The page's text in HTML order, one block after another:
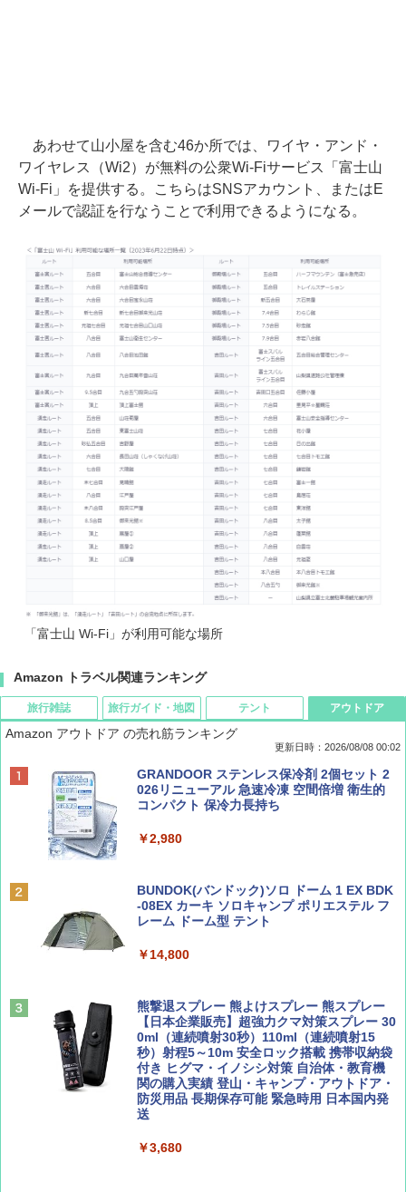
あわせて山小屋を含む46か所では、ワイヤ・アンド・
ワイヤレス（Wi2）が無料の公衆Wi-Fiサービス「富士山
Wi-Fi」を提供する。こちらはSNSアカウント、またはE
メールで認証を行なうことで利用できるようになる。
「富士山 Wi-Fi」が利用可能な場所
Amazon トラベル関連ランキング
旅行雑誌
BE-PAL(ビ-パル) 2026年 9 月号【特別付録:
SOTO ミニマル"旅"財布 ランダム2種】
ディズニーファン ２０２６年 ９月号 [雑
誌] (ＤＩＳＮＥＹ ＦＡＮ)
山と溪谷 2026年8月号「南アルプス大全」
￥1,540
Coyote No.89 特集 星野道夫 夢見る旅
￥1,540
旅行ガイド・地図
D40 地球の歩き方 チェンマイ タイ北部の魅
力的な町 2026～2027 地球の歩き方D アジア
地球の歩き方 スター・ウォーズ
￥2,695
僕が見た未来【完全版】
￥0
A26 地球の歩き方 チェコ ポーランド スロヴ
パ
テント
[キャンパーズコレクション 山善] ポップアッ
プテント 傘みたいに広げて畳める パッとサ
ッとサンシェード キューブ フルクローズ メ
&ハイキング カーキ PATC-150(KH)
PYKES PEAK (パイクスピーク) 着替えテン
人用 折りたたみ 防災グッズ 災害用トイレ ビ
￥4,980
ENDLESS BASE 《めざましテレビで紹介》
テント ワンタッチ RENEW 幅200 2-3人用 43
500002(88859)
アウトドア
Amazon アウトドア の売れ筋ランキング
更新日時：2026/08/08 00:02
GRANDOOR ステンレス保冷剤 2個セット 2
026リニューアル 急速冷凍 空間倍増 衛生的
コンパクト 保冷力長持ち
￥2,980
BUNDOK(バンドック)ソロ ドーム 1 EX BDK
-08EX カーキ ソロキャンプ ポリエステル フ
レーム ドーム型 テント
￥14,800
熊撃退スプレー 熊よけスプレー 熊スプレー
【日本企業販売】超強力クマ対策スプレー 30
0ml（連続噴射30秒）110ml（連続噴射15
秒）射程5～10m 安全ロック搭載 携帯収納袋
付き ヒグマ・イノシシ対策 自治体・教育機
関の購入実績 登山・キャンプ・アウトドア・
防災用品 長期保存可能 緊急時用 日本国内発
送
￥3,680